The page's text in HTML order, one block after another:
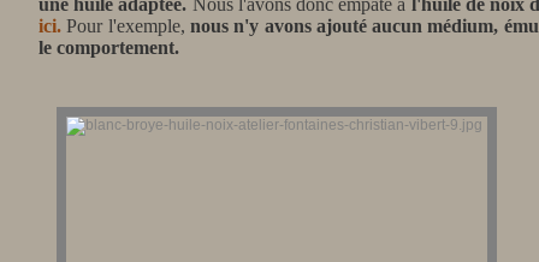
une huile adaptée. Nous l'avons donc empâté à l'huile de noix
ici. Pour l'exemple, nous n'y avons ajouté aucun médium,
le comportement.